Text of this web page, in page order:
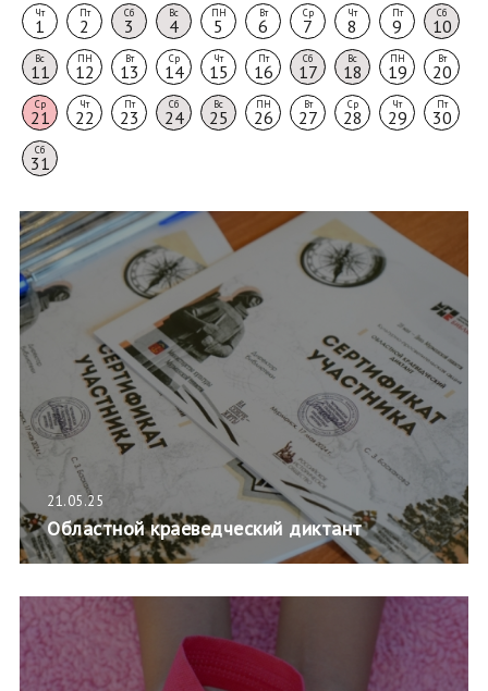
Чт
1
Пт
2
Сб
3
Вс
4
ПН
5
Вт
6
Ср
7
Чт
8
Пт
9
Сб
10
Вс
11
ПН
12
Вт
13
Ср
14
Чт
15
Пт
16
Сб
17
Вс
18
ПН
19
Вт
20
Ср
21
Чт
22
Пт
23
Сб
24
Вс
25
ПН
26
Вт
27
Ср
28
Чт
29
Пт
30
Сб
31
21.05.25
Областной краеведческий диктант